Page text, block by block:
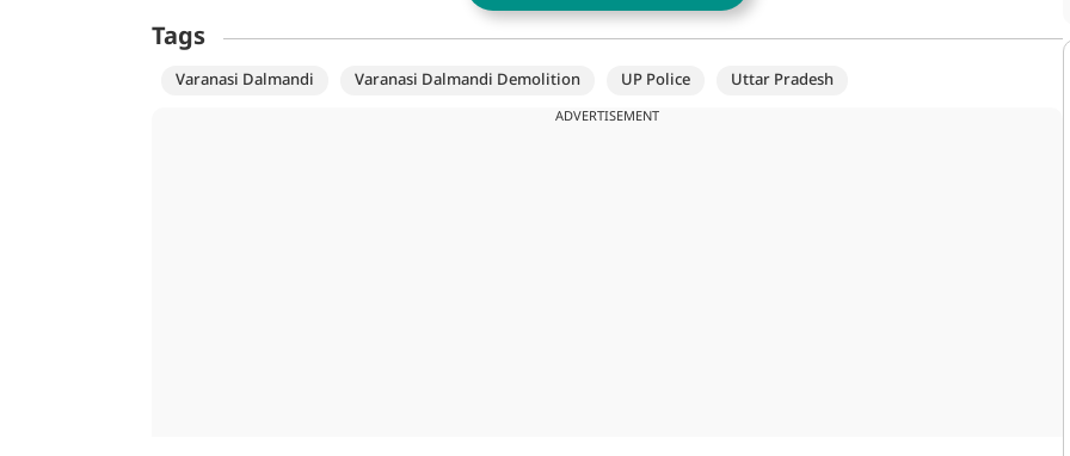
Tags
Varanasi Dalmandi Varanasi Dalmandi Demolition UP Police Uttar Pradesh
ADVERTISEMENT